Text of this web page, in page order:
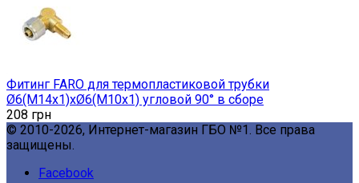
Фитинг FARO для термопластиковой трубки
Ø6(M14x1)хØ6(М10х1) угловой 90° в сборе
208 грн
© 2010-2026, Интернет-магазин ГБО №1. Все права
защищены.
Facebook